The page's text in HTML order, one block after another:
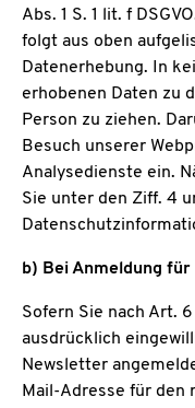
Abs. 1 S. 1 lit. f
folgt aus oben
Datenerhebung. In
erhobenen Daten zu
Person zu ziehen.
Besuch unserer
Analysedienste ein.
Sie unter den Ziff. 4
b) Bei Anmeldung
Sofern Sie nach Art. 6
ausdrücklich
Newsletter
Mail-Adresse für den